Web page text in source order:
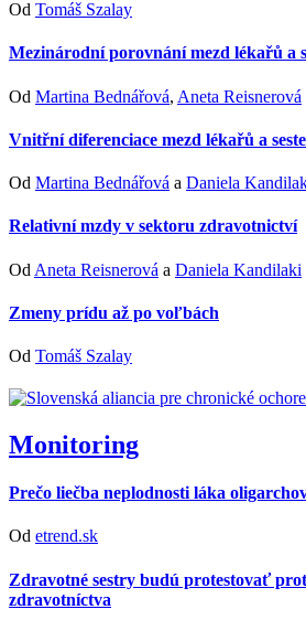
Od Tomáš Szalay
Mezinárodní porovnání mezd lékařů a
Od Martina Bednářová, Aneta Reisnerová
Vnitřní diferenciace mezd lékařů a
Od Martina Bednářová a Daniela
Relativní mzdy v sektoru zdravotnictví
Od Aneta Reisnerová a Daniela Kandilaki
Zmeny prídu až po voľbách
Od Tomáš Szalay
Monitoring
Prečo liečba neplodnosti láka
Od etrend.sk
Zdravotné sestry budú protestovať
zdravotníctva